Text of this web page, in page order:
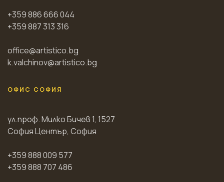
+359 886 666 044
+359 887 313 316
office@artistico.bg
k.valchinov@artistico.bg
ОФИС СОФИЯ
ул.проф. Милко Бичев 1, 1527
София Център, София
+359 888 009 577
+359 888 707 486